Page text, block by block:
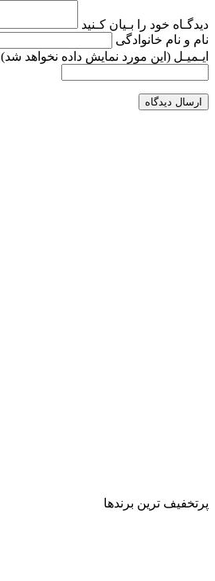
دیدگـاه خود را بـیان کـنید
نام و نام خانوادگی
ایـمیـل (این مورد نمایش داده نخواهد شد)
ارسال دیدگاه
پرتخفیف ترین برندها